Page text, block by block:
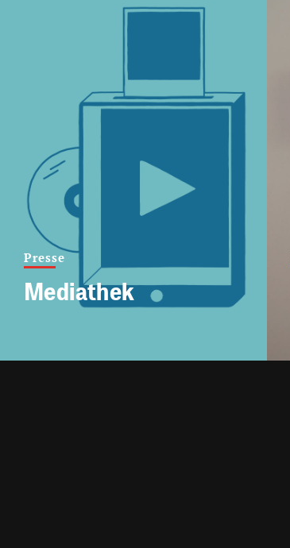
Presse
Mediathek